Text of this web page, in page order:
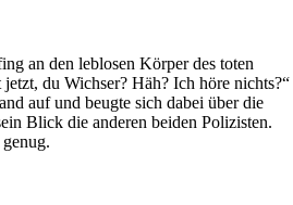
an den leblosen Körper des toten
du Wichser? Häh? Ich höre nichts?“
auf und beugte sich dabei über die
Blick die anderen beiden Polizisten.